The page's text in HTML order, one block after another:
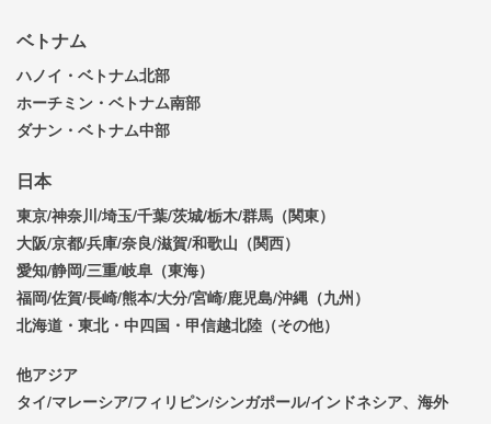
ベトナム
ハノイ・ベトナム北部
ホーチミン・ベトナム南部
ダナン・ベトナム中部
日本
東京/神奈川/埼玉/千葉/茨城/栃木/群馬（関東）
大阪/京都/兵庫/奈良/滋賀/和歌山（関西）
愛知/静岡/三重/岐阜（東海）
福岡/佐賀/長崎/熊本/大分/宮崎/鹿児島/沖縄（九州）
北海道・東北・中四国・甲信越北陸（その他）
他アジア
タイ/マレーシア/フィリピン/シンガポール/インドネシア、海外